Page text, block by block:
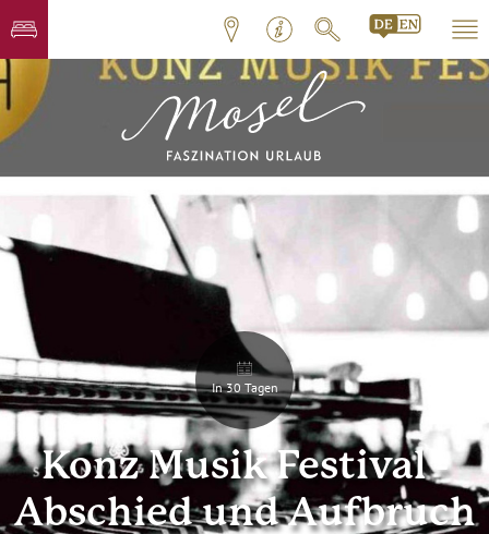
In 30 Tagen
Konz Musik Festival -
Abschied und Aufbruch